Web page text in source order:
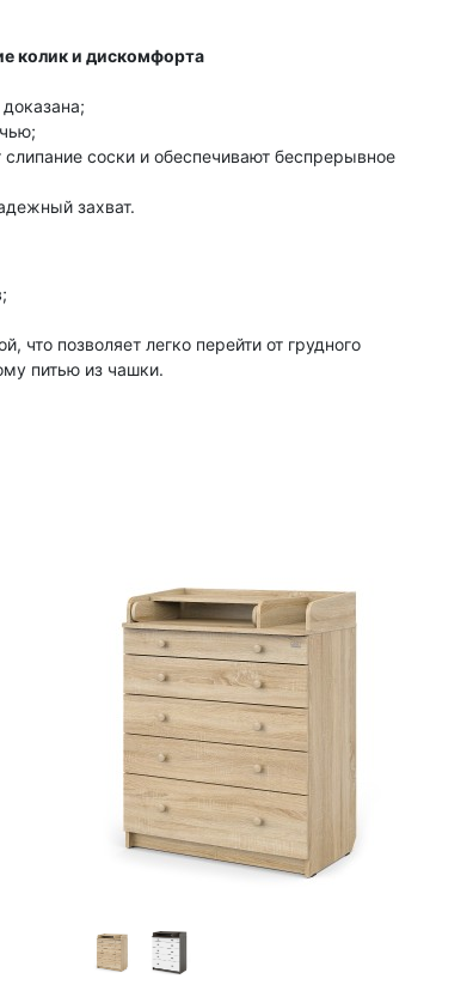
колик и дискомфорта
соски и обеспечивают беспрерывное
захват.
позволяет легко перейти от грудного
питью из чашки.